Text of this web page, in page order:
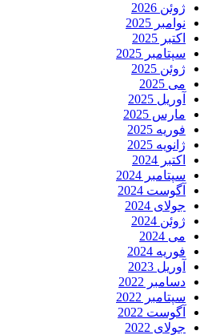
ژوئن 2026
نوامبر 2025
اکتبر 2025
سپتامبر 2025
ژوئن 2025
می 2025
آوریل 2025
مارس 2025
فوریه 2025
ژانویه 2025
اکتبر 2024
سپتامبر 2024
آگوست 2024
جولای 2024
ژوئن 2024
می 2024
فوریه 2024
آوریل 2023
دسامبر 2022
سپتامبر 2022
آگوست 2022
جولای 2022